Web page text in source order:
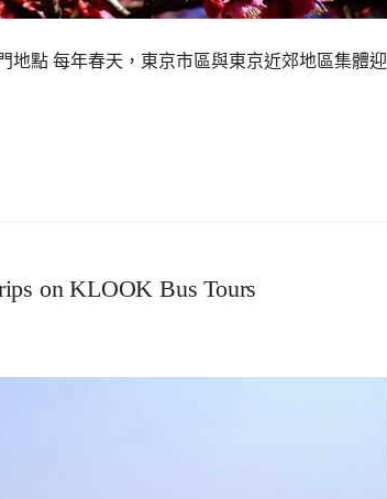
點 每年春天，東京市區與東京近郊地區集體迎
on KLOOK Bus Tours